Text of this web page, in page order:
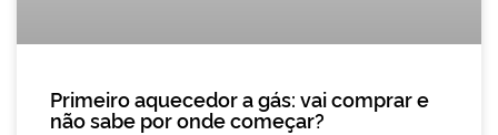
Primeiro aquecedor a gás: vai comprar e
não sabe por onde começar?